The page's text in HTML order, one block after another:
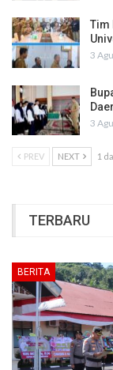
Tim
3
3
PREV NEXT 1
TERBARU
BERITA